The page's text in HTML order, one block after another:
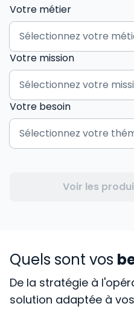
Votre métier
Votre mission
Votre besoin
Voir les
Quels sont vos
De la stratégie à
solution adaptée à